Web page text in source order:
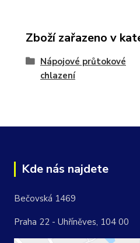
Zboží zařazeno v
Nápojové průtokové
chlazení
Kde nás najdete
Bečovská 1469
Praha 22 - Uhříněves, 104 00